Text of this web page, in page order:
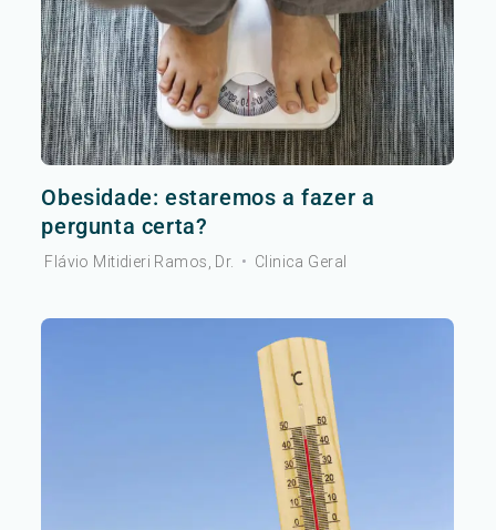
Obesidade: estaremos a fazer a
pergunta certa?
Flávio Mitidieri Ramos, Dr. • Clinica Geral